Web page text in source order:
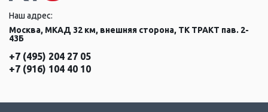
Наш адрес:
Москва, МКАД 32 км, внешняя сторона, ТК ТРАКТ пав. 2-
43Б
+7 (495) 204 27 05
+7 (916) 104 40 10